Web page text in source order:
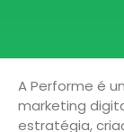
A Performe é
marketing
estratégia,